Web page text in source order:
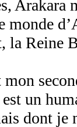
Arakara
monde
la Reine
mon
un
dont je